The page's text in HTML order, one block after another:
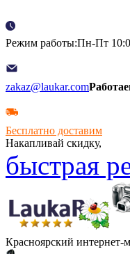
Режим работы:Пн-Пт
zakaz@laukar.com
Бесплатно доставим
Накапливай скидку,
быстрая
Красноярский интернет-